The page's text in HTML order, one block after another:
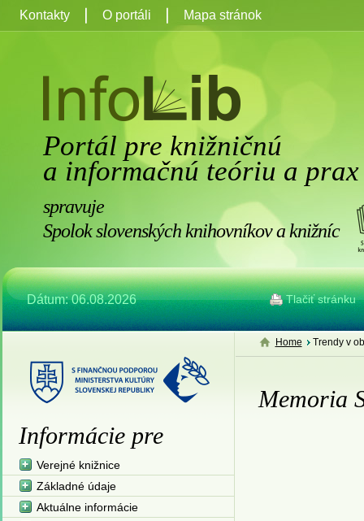
Portál pre knižničnú
a informačnú teóriu a prax
spravuje
Spolok slovenských knihovníkov a knižníc
Dátum: 06.08.2026 Tlačiť stránku
Kontakty O portáli Mapa stránok
Home Trendy v
Memoria
Informácie pre
Verejné knižnice
Základné údaje
Aktuálne informácie